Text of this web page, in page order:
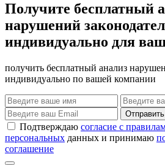
Получите бесплатный
нарушений
индивидуально для
получить бесплатный анализ
индивидуально по вашей компании
Подтверждаю согласие с
персональных данных и принимаю
соглашение